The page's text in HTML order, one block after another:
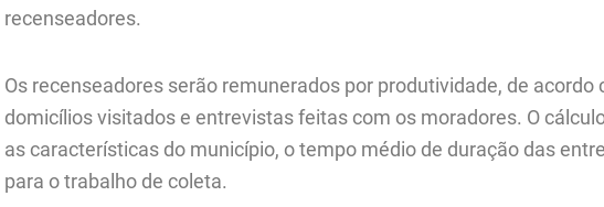
recenseadores.
Os recenseadores serão remunerados por produtividade, de acordo
domicílios visitados e entrevistas feitas com os moradores. O
as características do município, o tempo médio de duração das
para o trabalho de coleta.